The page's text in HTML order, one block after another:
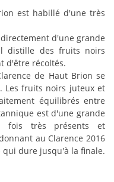
est habillé d'une très
d'une grande
distille des fruits noirs
d'être récoltés.
de Haut Brion se
Les fruits noirs juteux et
équilibrés entre
est d'une grande
fois très présents et
au Clarence 2016
qui dure jusqu'à la finale.